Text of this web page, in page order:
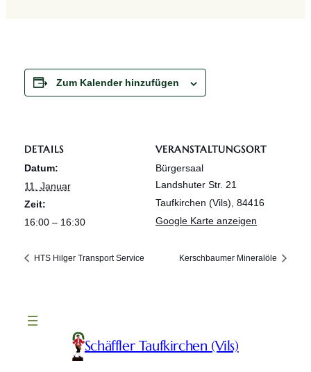
Zum Kalender hinzufügen
DETAILS
Datum:
11. Januar
Zeit:
16:00 – 16:30
VERANSTALTUNGSORT
Bürgersaal
Landshuter Str. 21
Taufkirchen (Vils) 84416
Google Karte anzeigen
HTS Hilger Transport Service Kerschbaumer Mineralöle
Schäffler Taufkirchen (Vils)